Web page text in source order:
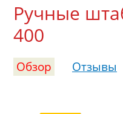
Ручные
400
Обзор Отзывы